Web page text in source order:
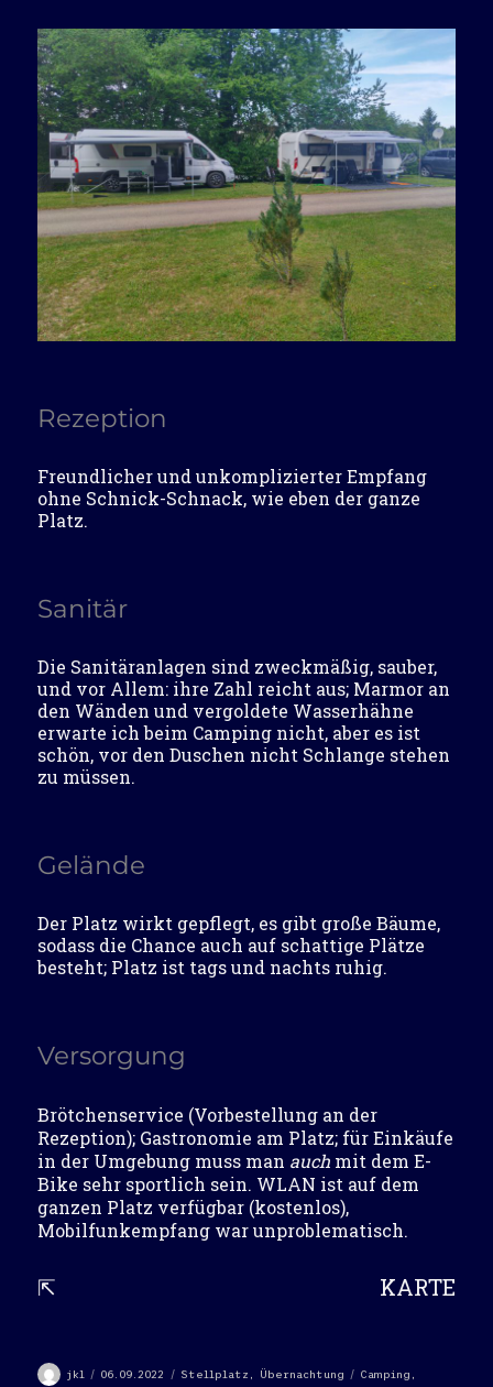
Rezeption
Freundlicher und unkomplizierter Empfang
ohne Schnick-Schnack, wie eben der ganze
Platz.
Sanitär
Die Sanitäranlagen sind zweckmäßig, sauber,
und vor Allem: ihre Zahl reicht aus; Marmor an
den Wänden und vergoldete Wasserhähne
erwarte ich beim Camping nicht, aber es ist
schön, vor den Duschen nicht Schlange stehen
zu müssen.
Gelände
Der Platz wirkt gepflegt, es gibt große Bäume,
sodass die Chance auch auf schattige Plätze
besteht; Platz ist tags und nachts ruhig.
Versorgung
Brötchenservice (Vorbestellung an der
Rezeption); Gastronomie am Platz; für Einkäufe
in der Umgebung muss man auch mit dem E-
Bike sehr sportlich sein. WLAN ist auf dem
ganzen Platz verfügbar (kostenlos),
Mobilfunkempfang war unproblematisch.
⇱ KARTE
Autor
jkl
Veröffentlicht
06.09.2022 Kategorien
Stellplatz Übernachtung Schlagwörter
Camping